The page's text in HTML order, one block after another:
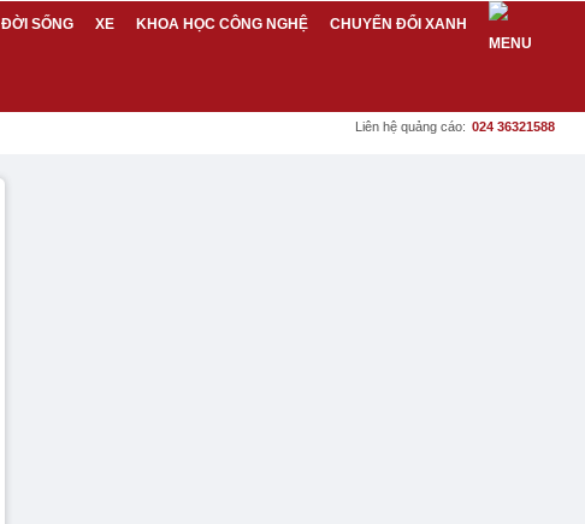
ĐỜI SỐNG XE KHOA HỌC CÔNG NGHỆ CHUYỂN ĐỔI XANH
Liên hệ quảng cáo: 024 36321588